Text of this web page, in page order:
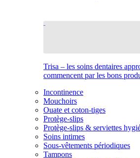
Trisa – les soins dentaires
commencent par les bons
Incontinence
Mouchoirs
Ouate et coton-tiges
Protège-slips
Protège-slips & serviettes
Soins intimes
Sous-vêtements périodiques
Tampons